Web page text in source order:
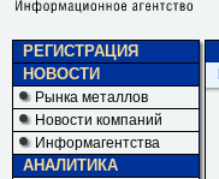
РЕГИСТРАЦИЯ
НОВОСТИ
Рынка металлов
Новости компаний
Информагентства
АНАЛИТИКА